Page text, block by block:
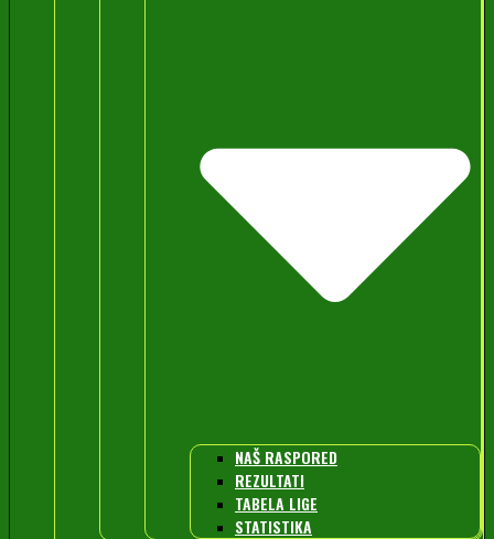
NAŠ RASPORED
REZULTATI
TABELA LIGE
STATISTIKA